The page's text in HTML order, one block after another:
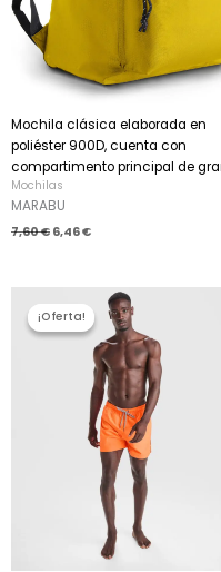
Mochila clásica elaborada en
poliéster 900D, cuenta con
compartimento principal de
Mochilas
MARABU
7,60€ 6,46€
¡Oferta!
¡Oferta!
precio
original
era:
precio
actual
es:
8,03 €.